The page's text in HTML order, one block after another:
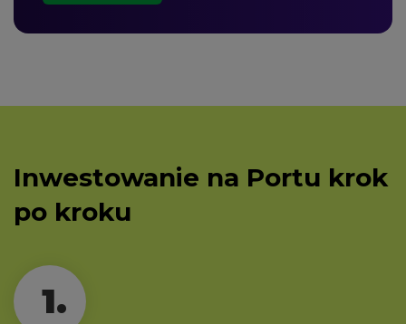
Inwestowanie na Portu krok
po kroku
1.